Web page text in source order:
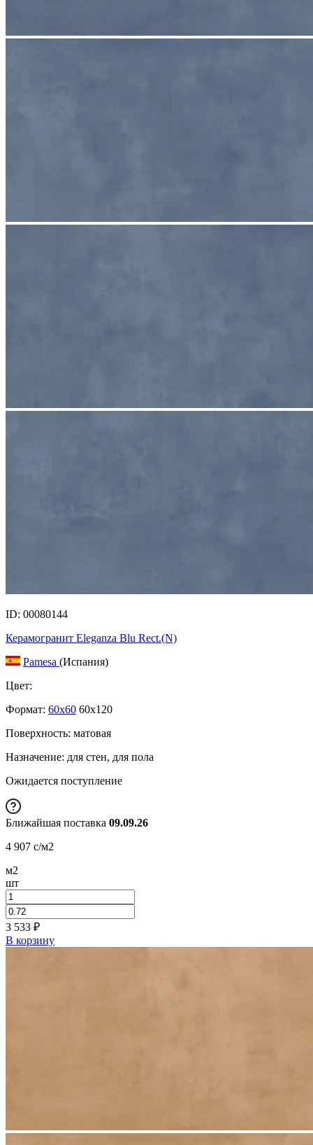
ID: 00080144
Керамогранит Eleganza Blu Rect.(N)
Pamesa (Испания)
Цвет:
Формат: 60x60 60x120
Поверхность: матовая
Назначение: для стен, для пола
Ожидается поступление
Ближайшая поставка 09.09.26
4 907 c/м2
м2
шт
3 533 ₽
В корзину